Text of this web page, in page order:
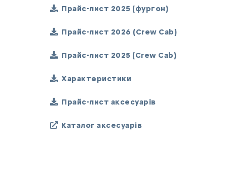
Прайс-лист 2025 (фургон)
Прайс-лист 2026 (Crew Cab)
Прайс-лист 2025 (Crew Cab)
Характеристики
Прайс-лист аксесуарів
Каталог аксесуарів